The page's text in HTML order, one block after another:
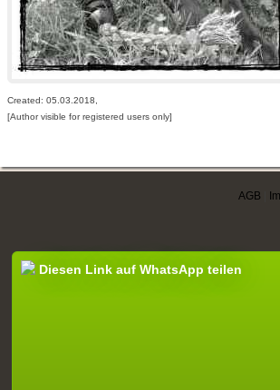
Created: 05.03.2018,
[Author visible for registered users only]
AGB
Diesen Link auf WhatsApp teilen